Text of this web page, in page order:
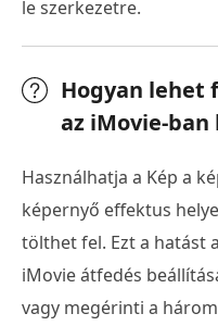
le szerkezetre.
Hogyan lehet
az iMovie-
Használhatja a Kép a
képernyő effektus
tölthet fel. Ezt a hatást
iMovie átfedés
vagy megérinti a